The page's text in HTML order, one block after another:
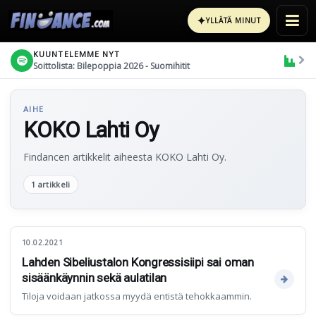
✦YLLÄTÄ MINUT
KUUNTELEMME NYT
Soittolista: Bilepoppia 2026 - Suomihitit
AIHE
KOKO Lahti Oy
Findancen artikkelit aiheesta KOKO Lahti Oy.
1 artikkeli
10.02.2021
Lahden Sibeliustalon Kongressisiipi sai oman
sisäänkäynnin sekä aulatilan
Tiloja voidaan jatkossa myydä entistä tehokkaammin.